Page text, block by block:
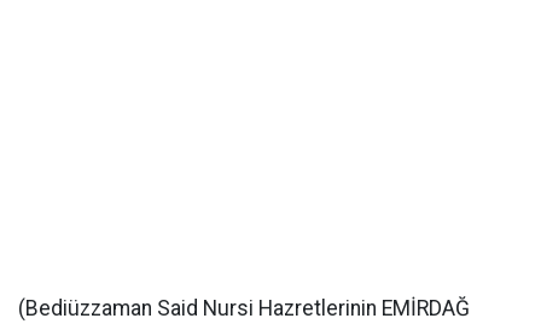
(Bediüzzaman Said Nursi Hazretlerinin EMİRDAĞ